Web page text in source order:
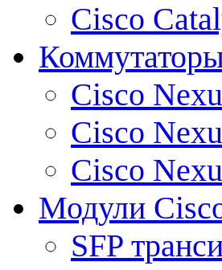
Cisco
Cisco
Cisco
Cisco
Модули
SFP